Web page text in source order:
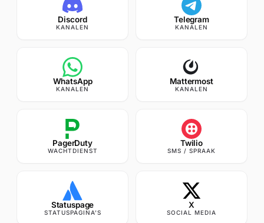
app.uptimia.com
Discord
KANALEN
Telegram
KANALEN
WhatsApp
KANALEN
Mattermost
KANALEN
PagerDuty
WACHTDIENST
Twilio
SMS / SPRAAK
Statuspage
STATUSPAGINA'S
X
SOCIAL MEDIA